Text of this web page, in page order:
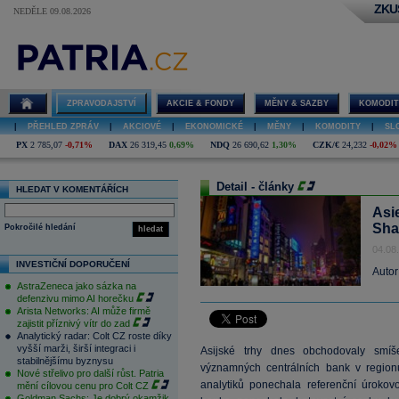
NEDĚLE 09.08.2026
ZPRAVODAJSTVÍ AKCIE & FONDY MĚNY & SAZBY
PŘEHLED ZPRÁV AKCIOVÉ EKONOMICKÉ MĚNY KOMODITY
PX 2 785,07 -0,71% DAX 26 319,45 0,69% NDQ 26 690,62 1,30% CZK/€ 24,232 -0,02%
HLEDAT V KOMENTÁŘÍCH
hledat
Pokročilé hledání
INVESTIČNÍ DOPORUČENÍ
AstraZeneca jako sázka na
defenzivu mimo AI horečku
Arista Networks: AI může firmě
zajistit příznivý vítr do zad
Analytický radar: Colt CZ roste díky
vyšší marži, širší integraci i
stabilnějšímu byznysu
Nové střelivo pro další růst. Patria
mění cílovou cenu pro Colt CZ
Detail - články
Asijské trhy dnes obchodovaly
významných centrálních bank v
analytiků ponechala referenční